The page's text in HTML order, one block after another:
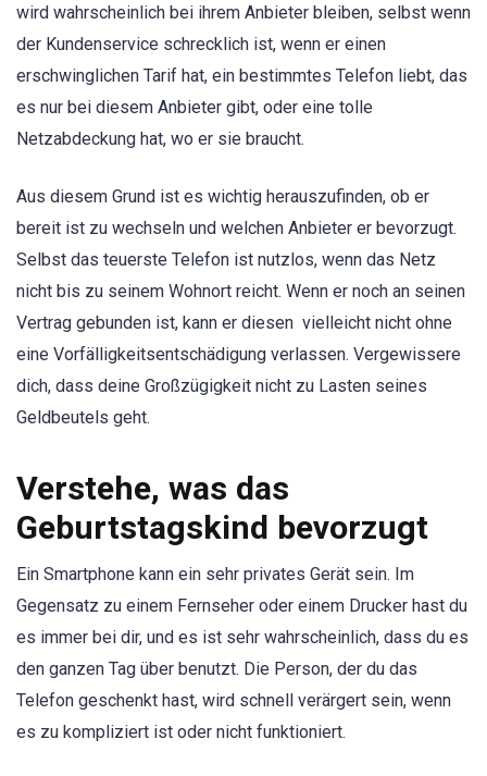
wird wahrscheinlich bei ihrem Anbieter bleiben, selbst wenn
der Kundenservice schrecklich ist, wenn er einen
erschwinglichen Tarif hat, ein bestimmtes Telefon liebt, das
es nur bei diesem Anbieter gibt, oder eine tolle
Netzabdeckung hat, wo er sie braucht.
Aus diesem Grund ist es wichtig herauszufinden, ob er
bereit ist zu wechseln und welchen Anbieter er bevorzugt.
Selbst das teuerste Telefon ist nutzlos, wenn das Netz
nicht bis zu seinem Wohnort reicht. Wenn er noch an seinen
Vertrag gebunden ist, kann er diesen vielleicht nicht ohne
eine Vorfälligkeitsentschädigung verlassen. Vergewissere
dich, dass deine Großzügigkeit nicht zu Lasten seines
Geldbeutels geht.
Verstehe, was das
Geburtstagskind bevorzugt
Ein Smartphone kann ein sehr privates Gerät sein. Im
Gegensatz zu einem Fernseher oder einem Drucker hast du
es immer bei dir, und es ist sehr wahrscheinlich, dass du es
den ganzen Tag über benutzt. Die Person, der du das
Telefon geschenkt hast, wird schnell verärgert sein, wenn
es zu kompliziert ist oder nicht funktioniert.